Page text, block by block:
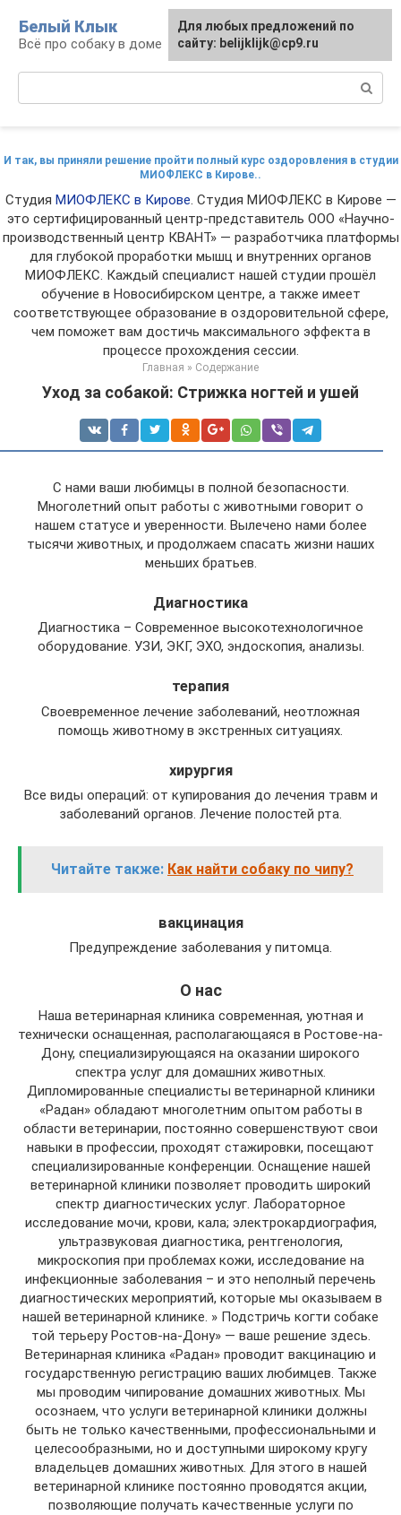
контенту
Белый Клык
Всё про собаку в доме
И так, вы приняли решение пройти полный курс оздоровления в студии
МИОФЛЕКС в Кирове..
Студия МИОФЛЕКС в Кирове. Студия МИОФЛЕКС в Кирове —
это сертифицированный центр-представитель ООО «Научно-
производственный центр КВАНТ» — разработчика платформы
для глубокой проработки мышц и внутренних органов
МИОФЛЕКС. Каждый специалист нашей студии прошёл
обучение в Новосибирском центре, а также имеет
соответствующее образование в оздоровительной сфере,
чем поможет вам достичь максимального эффекта в
процессе прохождения сессии.
Главная » Содержание
Уход за собакой: Стрижка ногтей и ушей
С нами ваши любимцы в полной безопасности.
Многолетний опыт работы с животными говорит о
нашем статусе и уверенности. Вылечено нами более
тысячи животных, и продолжаем спасать жизни наших
меньших братьев.
Диагностика
Диагностика – Современное высокотехнологичное
оборудование. УЗИ, ЭКГ, ЭХО, эндоскопия, анализы.
терапия
Своевременное лечение заболеваний, неотложная
помощь животному в экстренных ситуациях.
хирургия
Все виды операций: от купирования до лечения травм и
заболеваний органов. Лечение полостей рта.
Читайте также: Как найти собаку по чипу?
вакцинация
Предупреждение заболевания у питомца.
О нас
Наша ветеринарная клиника современная, уютная и
технически оснащенная, располагающаяся в Ростове-на-
Дону, специализирующаяся на оказании широкого
спектра услуг для домашних животных.
Дипломированные специалисты ветеринарной клиники
«Радан» обладают многолетним опытом работы в
области ветеринарии, постоянно совершенствуют свои
навыки в профессии, проходят стажировки, посещают
специализированные конференции. Оснащение нашей
ветеринарной клиники позволяет проводить широкий
спектр диагностических услуг. Лабораторное
исследование мочи, крови, кала; электрокардиография,
ультразвуковая диагностика, рентгенология,
микроскопия при проблемах кожи, исследование на
инфекционные заболевания – и это неполный перечень
диагностических мероприятий, которые мы оказываем в
нашей ветеринарной клинике. » Подстричь когти собаке
той терьеру Ростов-на-Дону» — ваше решение здесь.
Ветеринарная клиника «Радан» проводит вакцинацию и
государственную регистрацию ваших любимцев. Также
мы проводим чипирование домашних животных. Мы
осознаем, что услуги ветеринарной клиники должны
быть не только качественными, профессиональными и
целесообразными, но и доступными широкому кругу
владельцев домашних животных. Для этого в нашей
ветеринарной клинике постоянно проводятся акции,
позволяющие получать качественные услуги по
Для любых предложений по
сайту: belijklijk@cp9.ru